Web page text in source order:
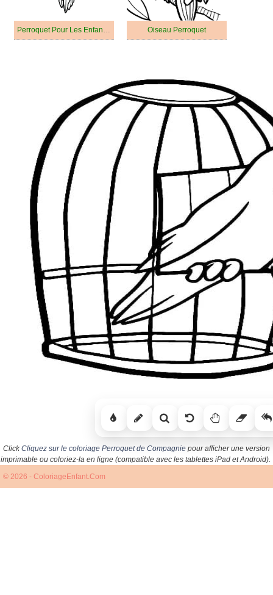
Oiseau Perroquet
ClickCliquez sur le coloriage Perroquet de Compagnie pour afficher une version
imprimable ou coloriez-la en ligne (compatible avec les tablettes iPad et Android).
© 2026 - ColoriageEnfant.Com